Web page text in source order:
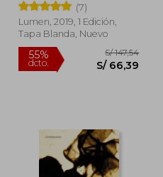
(7)
Lumen, 2019, 1 Edición,
Tapa Blanda, Nuevo